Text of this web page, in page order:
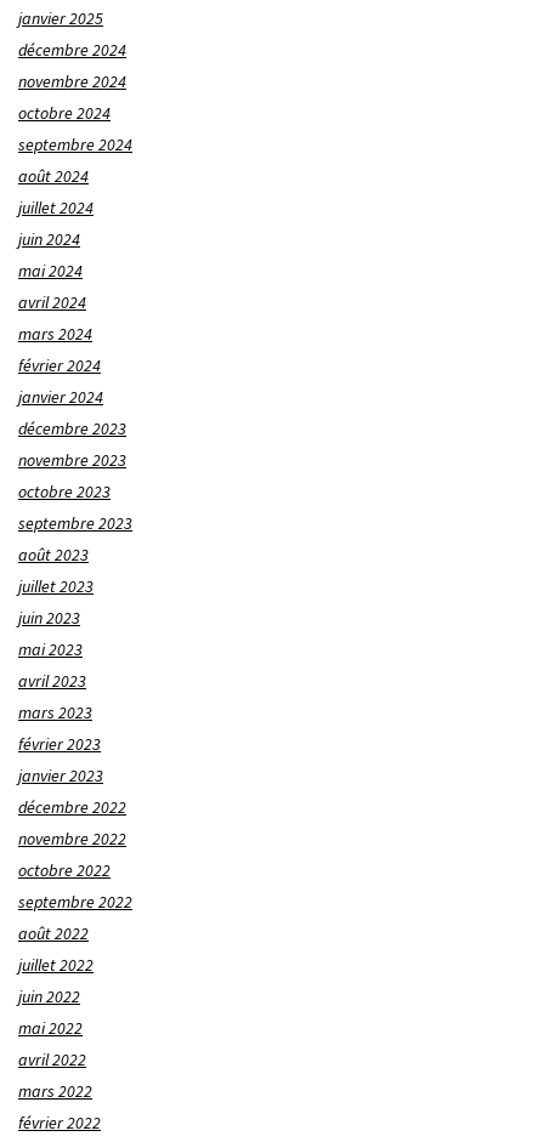
janvier 2025
décembre 2024
novembre 2024
octobre 2024
septembre 2024
août 2024
juillet 2024
juin 2024
mai 2024
avril 2024
mars 2024
février 2024
janvier 2024
décembre 2023
novembre 2023
octobre 2023
septembre 2023
août 2023
juillet 2023
juin 2023
mai 2023
avril 2023
mars 2023
février 2023
janvier 2023
décembre 2022
novembre 2022
octobre 2022
septembre 2022
août 2022
juillet 2022
juin 2022
mai 2022
avril 2022
mars 2022
février 2022